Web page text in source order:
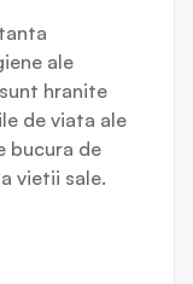
ale
hranite
de viata ale
bucura de
vietii sale.